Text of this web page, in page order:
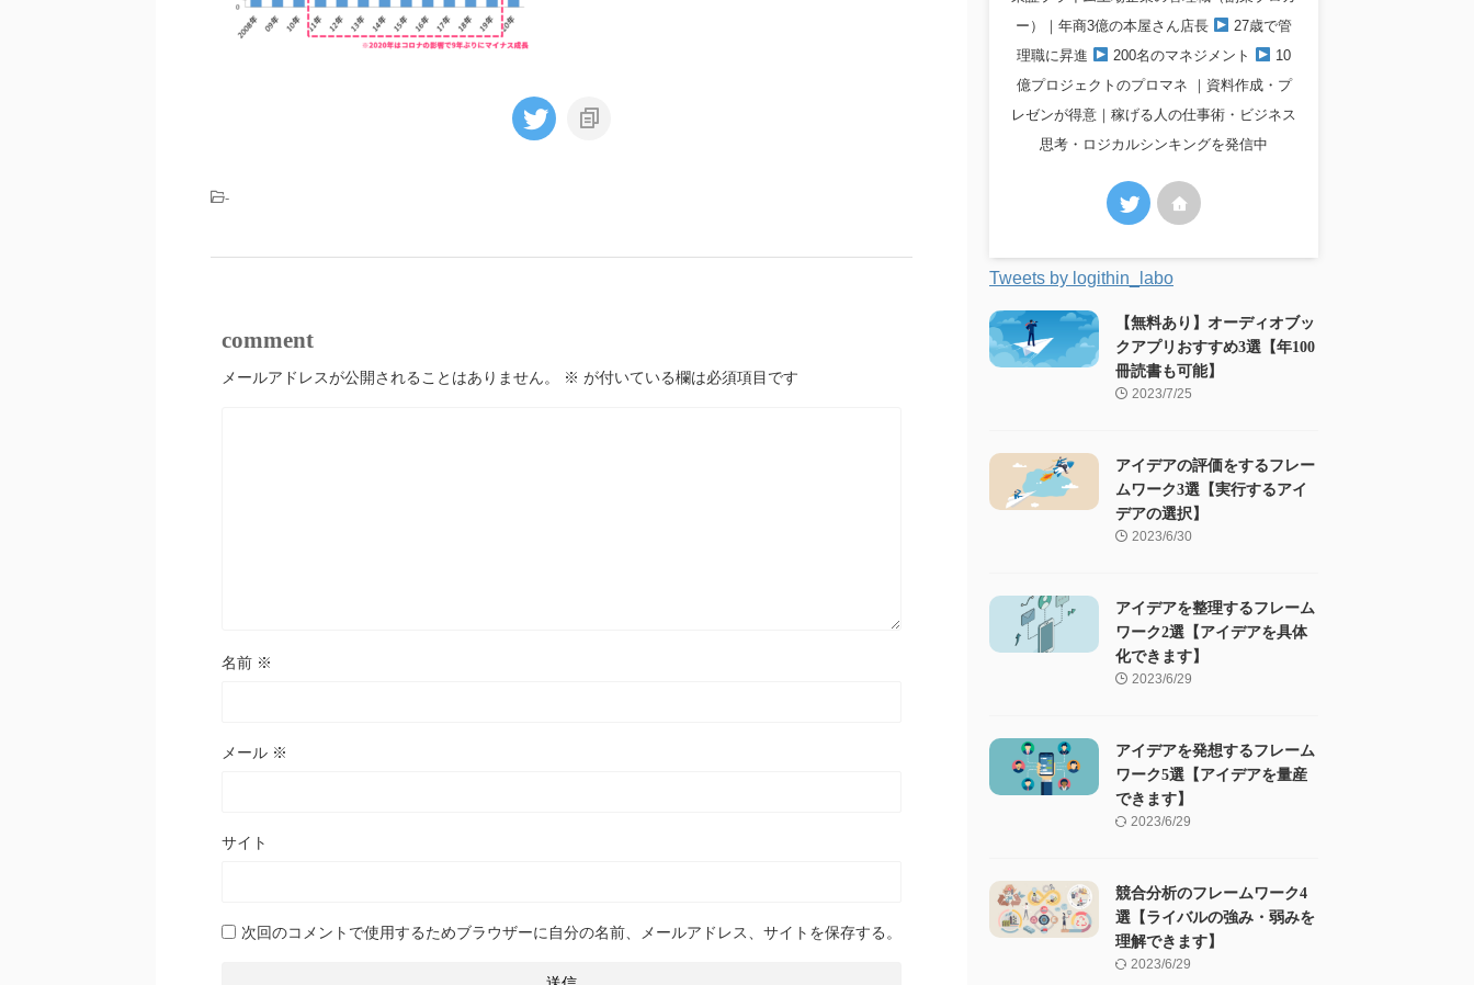
-
comment
メールアドレスが公開されることはありません。 ※ が付いている欄は必須項目です
名前 ※
メール ※
サイト
次回のコメントで使用するためブラウザーに自分の名前、メールアドレス、サイトを保存する。
ー）｜年商3億の本屋さん店長
27歳で管
理職に昇進
200名のマネジメント
10
億プロジェクトのプロマネ ｜資料作成・プ
レゼンが得意｜稼げる人の仕事術・ビジネス
思考・ロジカルシンキングを発信中
Tweets by logithin_labo
【無料あり】オーディオブッ
クアプリおすすめ3選【年100
冊読書も可能】
2023/7/25
アイデアの評価をするフレー
ムワーク3選【実行するアイ
デアの選択】
2023/6/30
アイデアを整理するフレーム
ワーク2選【アイデアを具体
化できます】
2023/6/29
アイデアを発想するフレーム
ワーク5選【アイデアを量産
できます】
2023/6/29
競合分析のフレームワーク4
選【ライバルの強み・弱みを
理解できます】
2023/6/29